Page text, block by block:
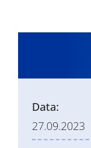
Data:
27.09.2023